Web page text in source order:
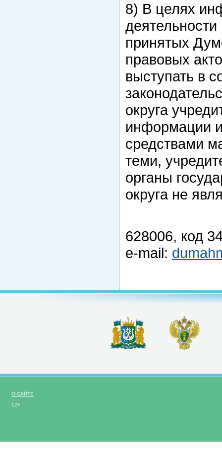
8) В целях
принятых
правовых
выступать в
округа
информации
средствами
теми,
органы
округа не
628006, код
e-mail:
О САЙТЕ
12+